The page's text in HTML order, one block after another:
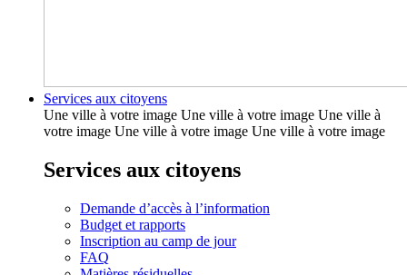
Services aux citoyens
Une ville à votre image Une ville à votre image Une ville à
votre image Une ville à votre image Une ville à votre image
Services aux citoyens
Demande d’accès à l’information
Budget et rapports
Inscription au camp de jour
FAQ